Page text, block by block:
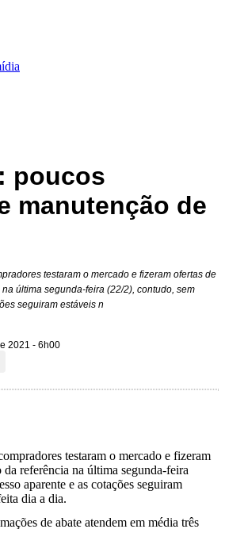
poucos
manutenção de
testaram o mercado e fizeram ofertas de
última segunda-feira (22/2), contudo, sem
seguiram estáveis n
2021 - 6h00
testaram o mercado e fizeram
referência na última segunda-feira
aparente e as cotações seguiram
dia a dia.
de abate atendem em média três